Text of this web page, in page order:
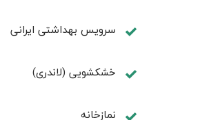
سرویس بهداشتی ایرانی
خشکشویی (لاندری)
نمازخانه